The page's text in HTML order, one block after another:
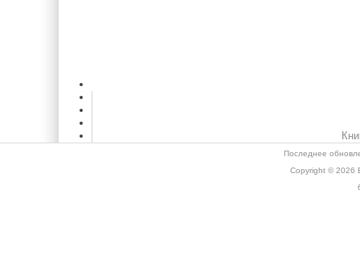
Последнее
Copyright © 2026